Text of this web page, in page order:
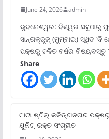
June 24, 2026 admin
ଭୁବନେଶ୍ୱର: ବିଶ୍ୱର ସବୁଠାରୁ
ସାନ୍ତାକ୍ରୁଜ୍ (ମୁମ୍ବାଇ) ସ୍ଥିତ
ପକ୍ଷରୁ ଚଳିତ ବର୍ଷର ବିଷୟବସ୍ତୁ
Share
ଟାଟା ଷ୍ଟିଲ୍‌ କଳିଙ୍ଗନଗର
ୟୁନିଟ୍‌ ରକ୍ତ ସଂଗୃହୀତ